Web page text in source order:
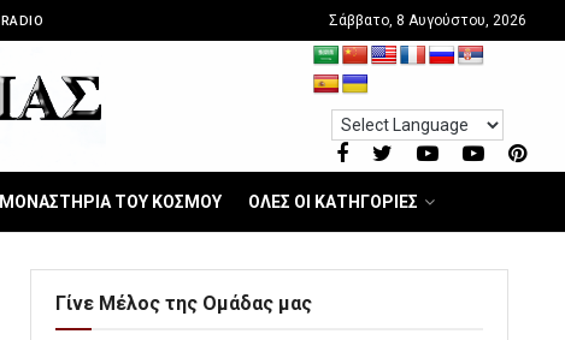
RADIO Σάββατο, 8 Αυγούστου, 2026
ΜΟΝΑΣΤΗΡΙΑ ΤΟΥ ΚΟΣΜΟΥ ΟΛΕΣ ΟΙ ΚΑΤΗΓΟΡΙΕΣ
Γίνε Μέλος της Ομάδας μας